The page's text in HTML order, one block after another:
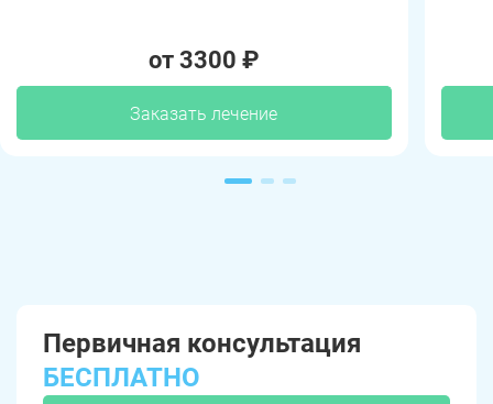
от 3300 ₽
Заказать лечение
Первичная консультация
БЕСПЛАТНО